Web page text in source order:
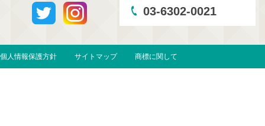
03-6302-0021
個人情報保護方針 サイトマップ 商標に関して